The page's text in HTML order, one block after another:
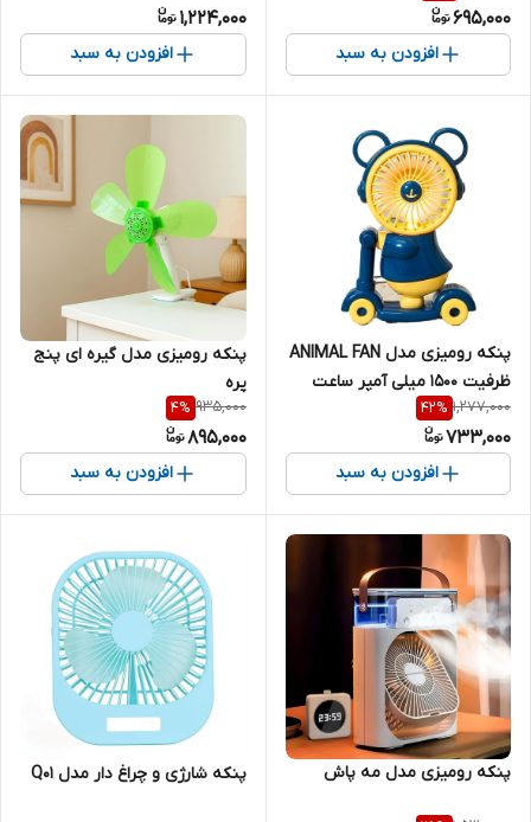
695,000
افزودن به سبد
1,224,000
افزودن به سبد
پنکه رومیزی مدل ANIMAL FAN
ظرفیت 1500 میلی آمپر ساعت
1,277,000
42%
733,000
افزودن به سبد
پنکه رومیزی مدل گیره ای پنج
پره
935,000
4%
895,000
افزودن به سبد
پنکه رومیزی مدل مه پاش پنكه شارژی و چراغ دار مدل Q01